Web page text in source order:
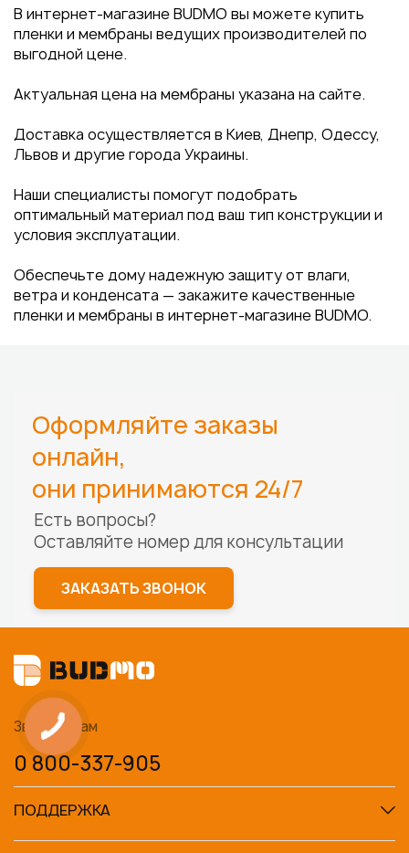
В интернет-магазине BUDMO вы можете купить
пленки и мембраны ведущих производителей по
выгодной цене.
Актуальная цена на мембраны указана на сайте.
Доставка осуществляется в Киев, Днепр, Одессу,
Львов и другие города Украины.
Наши специалисты помогут подобрать
оптимальный материал под ваш тип конструкции и
условия эксплуатации.
Обеспечьте дому надежную защиту от влаги,
ветра и конденсата — закажите качественные
пленки и мембраны в интернет-магазине BUDMO.
Оформляйте заказы
онлайн,
они принимаются 24/7
Есть вопросы?
Оставляйте номер для консультации
ЗАКАЗАТЬ ЗВОНОК
Звоните нам
0 800-337-905
ПОДДЕРЖКА